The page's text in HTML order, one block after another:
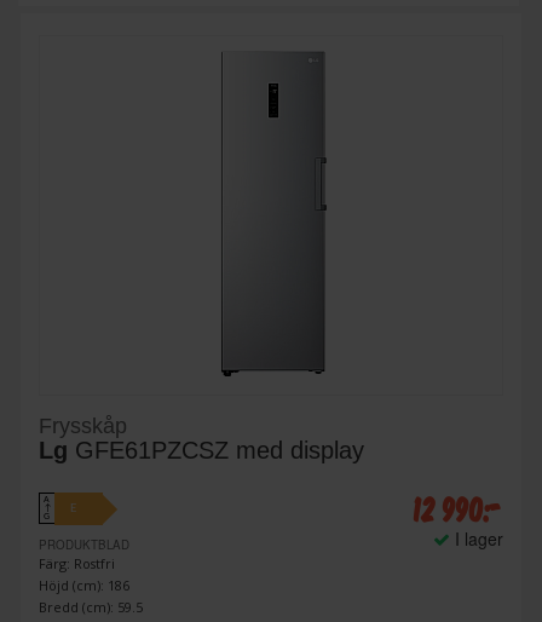
Frysskåp
Lg GFE61PZCSZ med display
A
↑
G
E
PRODUKTBLAD
Färg: Rostfri
Höjd (cm): 186
Bredd (cm): 59.5
12 990:-
I lager